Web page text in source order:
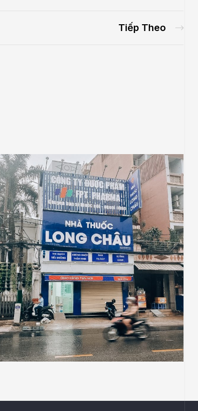
Tiếp Theo
CHUỖI BÁN LẺ
NHÀ THUỐC
NHÀ THUỐC LONG CHÂU
Thiết Kế Thi Công Công Trình Nhà Thuốc